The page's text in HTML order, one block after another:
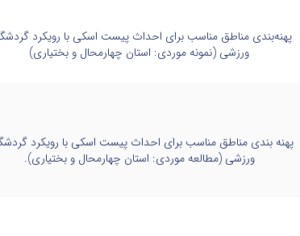
پهنه‌بندی مناطق مناسب برای احداث پیست اسکی با رویکرد
ورزشی (نمونه موردی: استان چهارمحال و بختیاری)
پهنه بندی مناطق مناسب برای احداث پیست اسکی با رویکرد
ورزشی (مطالعه موردی: استان چهارمحال و بختیاری).